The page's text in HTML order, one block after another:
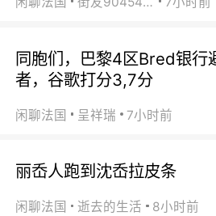
同胞们，巴黎4区Bred银行
者，谷歌打分3,7分
闲聊法国 呈祥瑞 7小时前
丽岙人跑到沈岙拉皮条
闲聊法国 逝去的生活 8小时前